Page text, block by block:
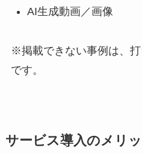
AI生成動画／画像
※掲載できない事例は、
です。
サービス導入のメリ